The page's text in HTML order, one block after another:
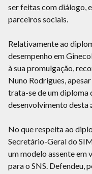
ser feitas com diálogo,
parceiros sociais.
Relativamente ao
desempenho em
à sua promulgação,
Nuno Rodrigues,
trata-se de um diploma
desenvolvimento desta
No que respeita ao
Secretário-Geral do
um modelo assente em
para o SNS. Defendeu,